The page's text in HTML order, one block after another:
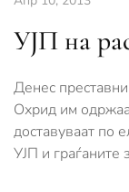
УЈП на
Денес
Охрид им
доставуваат по
УЈП и граѓаните